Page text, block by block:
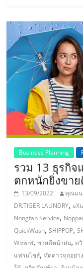
"ศูนย์
รวม
ข้อมูล
ธุรกิจ
SME
แห่ง
ประเทศไทย,
ThaiSMEsCenter,
ธุรกิจ
มอี
ไทย,
SMEs,
แฟ
รน
ไชส์,
ปรึกษา
Business Planning
รวม 13 ธุรกิ
ตกหนักยิ่งขาย
13/09/2022 คุณมน
DR.TIGER LAUNDRY,
Nongfah Service,
QuickWash,SHIPPOP,
Wizard,ขายดีหน้าฝน, ค
แฟรนไชส์,ทัดดาวทุกอย่า